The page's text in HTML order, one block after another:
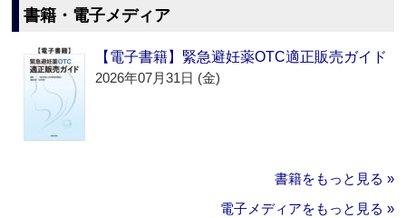
書籍・電子メディア
【電子書籍】緊急避妊薬OTC適正販売ガイド
2026年07月31日 (金)
書籍をもっと見る »
電子メディアをもっと見る »